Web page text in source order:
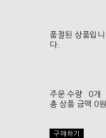
품절된 상품입니
다.
주문 수량
0개
총 상품 금액 0원
구매하기